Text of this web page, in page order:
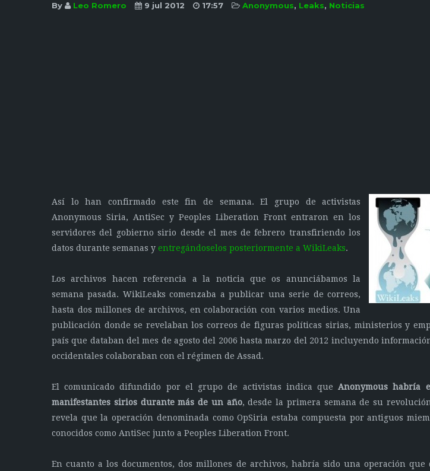
By Leo Romero 9 jul 2012 17:57 Anonymous, Leaks, Noticias
Así lo han confirmado este fin de semana. El grupo de activistas
Anonymous Siria, AntiSec y Peoples Liberation Front entraron en los
servidores del gobierno sirio desde el mes de febrero transfiriendo los
datos durante semanas y entregándoselos posteriormente a WikiLeaks.
Los archivos hacen referencia a la noticia que os anunciábamos la
semana pasada. WikiLeaks comenzaba a publicar una serie de correos,
hasta dos millones de archivos, en colaboración con varios medios. Una
publicación donde se revelaban los correos de figuras políticas sirias, ministerios y
país que databan del mes de agosto del 2006 hasta marzo del 2012 incluyendo
occidentales colaboraban con el régimen de Assad.
El comunicado difundido por el grupo de activistas indica queAnonymous habría
manifestantes sirios durante más de un año, desde la primera semana de su
revela que la operación denominada como OpSiria estaba compuesta por antiguos
conocidos como AntiSec junto a Peoples Liberation Front.
En cuanto a los documentos, dos millones de archivos, habría sido una operación que